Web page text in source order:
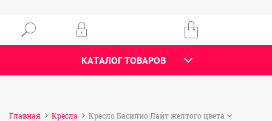
КАТАЛОГ ТОВАРОВ
Главная Кресла Кресло Басилио Лайт желтого цвета